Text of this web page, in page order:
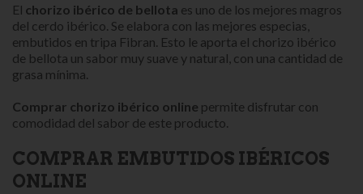
El chorizo ibérico de bellota es uno de los mejores magros
del cerdo ibérico. Se elabora con las mejores especias,
embutidos en tripa Fibran. Esto le aporta el chorizo ibérico
de bellota un sabor muy suave y natural, con una cantidad de
grasa mínima.
Comprar chorizo ibérico online permite disfrutar con
comodidad del sabor de este producto.
COMPRAR EMBUTIDOS IBÉRICOS
ONLINE